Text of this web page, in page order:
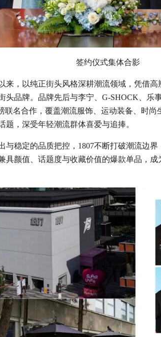
签约仪式集体合影
来，以纯正街头风格深耕潮流领域，凭借
头品牌。品牌先后与李宁、G-SHOCK、乐
联名合作，覆盖潮流服饰、运动装备、时尚
题，深受年轻潮流群体喜爱与追捧。
与稳定的品质把控，1807不断打破潮流边
具颜值、话题度与收藏价值的爆款单品，